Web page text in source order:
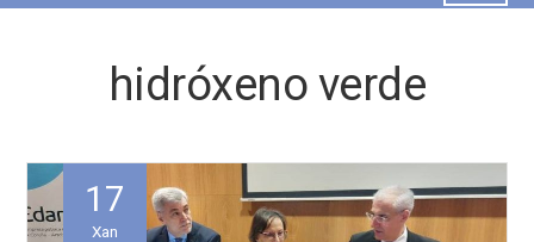
hidróxeno verde
17
Xan